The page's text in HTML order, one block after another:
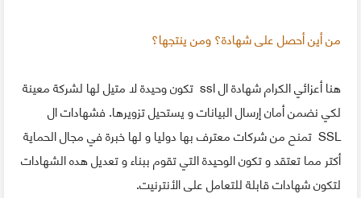
من أين أحصل على شهادة؟ ومن ينتجها؟
هنا أعزائي الكرام شهادة ال ssl تكون وحيدة لا متيل لها لشركة معينة
لكي نضمن أمان إرسال البيانات و يستحيل تزويرها. فشهادات ال
SSL تمنح من شركات معترف بها دوليا و لها خبرة في مجال الحماية
أكتر مما تعتقد و تكون الوحيدة التي تقوم ببناء و تعديل هده الشهادات
لتكون شهادات قابلة للتعامل على الأنترنيت.